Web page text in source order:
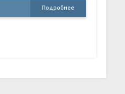
Подробнее